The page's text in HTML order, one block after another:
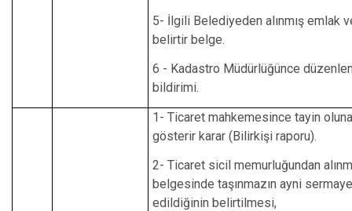
5- İlgili Belediyeden alınmış emlak
belirtir belge.
6 - Kadastro Müdürlüğünce
bildirimi.
1- Ticaret mahkemesince tayin
gösterir karar (Bilirkişi raporu).
2- Ticaret sicil memurluğundan
belgesinde taşınmazın ayni
edildiğinin belirtilmesi,